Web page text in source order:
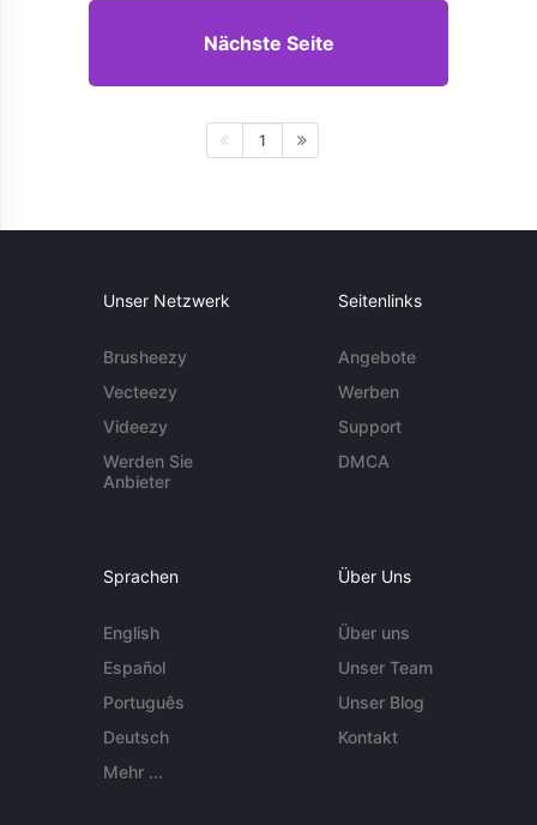
Nächste Seite
1
Unser Netzwerk
Brusheezy
Vecteezy
Videezy
Werden Sie
Anbieter
Seitenlinks
Angebote
Werben
Support
DMCA
Sprachen
English
Español
Português
Deutsch
Mehr ...
Über Uns
Über uns
Unser Team
Unser Blog
Kontakt